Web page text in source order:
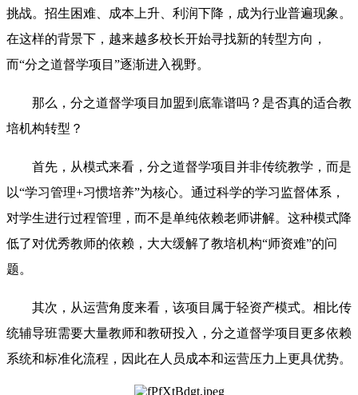
挑战。招生困难、成本上升、利润下降，成为行业普遍现象。
在这样的背景下，越来越多校长开始寻找新的转型方向，
而“分之道督学项目”逐渐进入视野。
那么，分之道督学项目加盟到底靠谱吗？是否真的适合教
培机构转型？
首先，从模式来看，分之道督学项目并非传统教学，而是
以“学习管理+习惯培养”为核心。通过科学的学习监督体系，
对学生进行过程管理，而不是单纯依赖老师讲解。这种模式降
低了对优秀教师的依赖，大大缓解了教培机构“师资难”的问
题。
其次，从运营角度来看，该项目属于轻资产模式。相比传
统辅导班需要大量教师和教研投入，分之道督学项目更多依赖
系统和标准化流程，因此在人员成本和运营压力上更具优势。